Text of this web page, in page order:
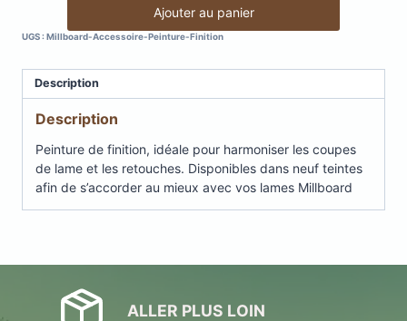
Peinture
de
pour
500ml
Ajouter au panier
UGS :Millboard-Accessoire-Peinture-Finition
Description
Description
Peinture de finition, idéale pour harmoniser les coupes
de lame et les retouches. Disponibles dans neuf teintes
afin de s’accorder au mieux avec vos lames Millboard
ALLER PLUS LOIN